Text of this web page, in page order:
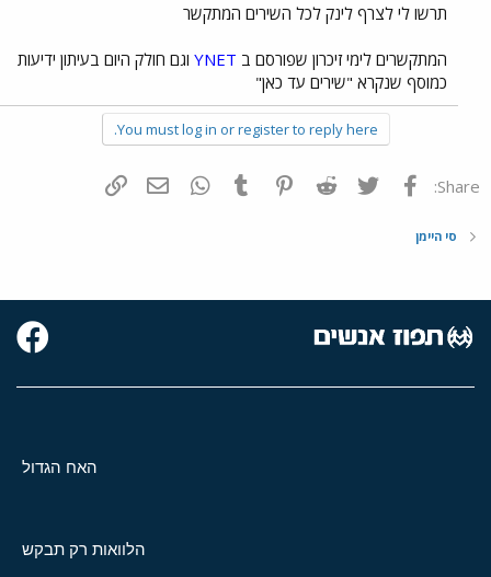
תרשו לי לצרף לינק לכל השירים המתקשר
המתקשרים לימי זיכרון שפורסם ב YNET וגם חולק היום בעיתון ידיעות
כמוסף שנקרא "שירים עד כאן"
You must log in or register to reply here.
Share: פייסבוק Twitter
Reddit
Pinterest
Tumblr
WhatsAppדואר אלקטרוני
סי היימן
האח הגדול
הלוואות רק תבקש